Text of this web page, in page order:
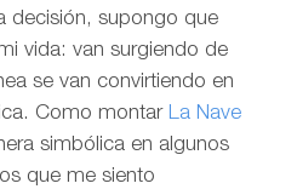
decisión, supongo que
vida: van surgiendo de
se van convirtiendo en
Como montar La Nave
simbólica en algunos
que me siento